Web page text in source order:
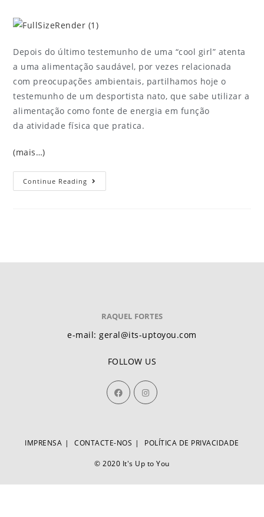
Depois do último testemunho de uma “cool girl” atenta
a uma alimentação saudável, por vezes relacionada
com preocupações ambientais, partilhamos hoje o
testemunho de um desportista nato, que sabe utilizar a
alimentação como fonte de energia em função
da atividade física que pratica.
(mais…)
Continue Reading
RAQUEL FORTES
e-mail: geral@its-uptoyou.com
FOLLOW US
IMPRENSA CONTACTE-NOS POLÍTICA DE PRIVACIDADE
© 2020 It's Up to You